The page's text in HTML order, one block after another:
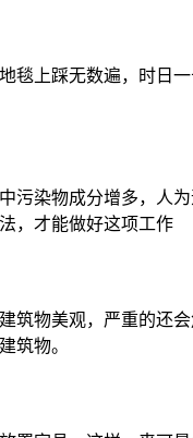
上踩无数遍，时日
污染物成分增多，
，才能做好这项工作
筑物美观，严重的还
筑物。